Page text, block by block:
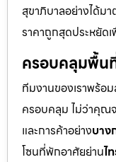
สุขาภิบาลอย่างได้ม
ราคาถูกสุดประหยัด
ครอบคลุมพื้น
ทีมงานของเราพร้อ
ครอบคลุม ไม่ว่าคุณจ
และการค้าอย่างบาง
โซนที่พักอาศัยย่านไ